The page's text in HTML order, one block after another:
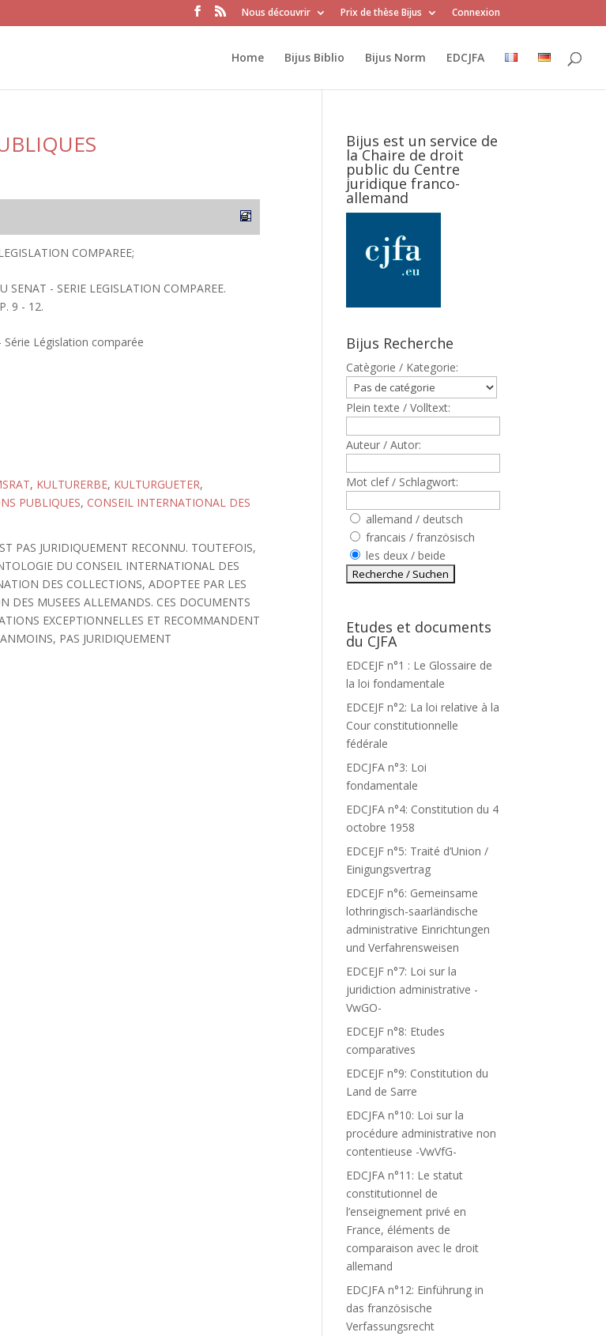
Nous découvrir Prix de thèse Bijus Connexion
Home Bijus Biblio Bijus Norm EDCJFA
COMPAREE;
SENAT - SERIE LEGISLATION COMPAREE.
9 - 12.
Législation comparée
, KULTURERBE, KULTURGUETER,
PUBLIQUES, CONSEIL INTERNATIONAL DES
PAS JURIDIQUEMENT RECONNU. TOUTEFOIS,
DU CONSEIL INTERNATIONAL DES
DES COLLECTIONS, ADOPTEE PAR LES
DES MUSEES ALLEMANDS. CES DOCUMENTS
EXCEPTIONNELLES ET RECOMMANDENT
PAS JURIDIQUEMENT
Bijus est un service de
la Chaire de droit
public du Centre
juridique franco-
allemand
Bijus Recherche
Catègorie / Kategorie:
Plein texte / Volltext:
Auteur / Autor:
Mot clef / Schlagwort:
allemand / deutsch
francais / französisch
les deux / beide
Etudes et documents
du CJFA
EDCEJF n°1 : Le Glossaire de
la loi fondamentale
EDCEJF n°2: La loi relative à la
Cour constitutionnelle
fédérale
EDCJFA n°3: Loi
fondamentale
EDCJFA n°4: Constitution du 4
octobre 1958
EDCEJF n°5: Traité d’Union /
Einigungsvertrag
EDCEJF n°6: Gemeinsame
lothringisch-saarländische
administrative Einrichtungen
und Verfahrensweisen
EDCEJF n°7: Loi sur la
juridiction administrative -
VwGO-
EDCEJF n°8: Etudes
comparatives
EDCEJF n°9: Constitution du
Land de Sarre
EDCJFA n°10: Loi sur la
procédure administrative non
contentieuse -VwVfG-
EDCJFA n°11: Le statut
constitutionnel de
l’enseignement privé en
France, éléments de
comparaison avec le droit
allemand
EDCJFA n°12: Einführung in
das französische
Verfassungsrecht